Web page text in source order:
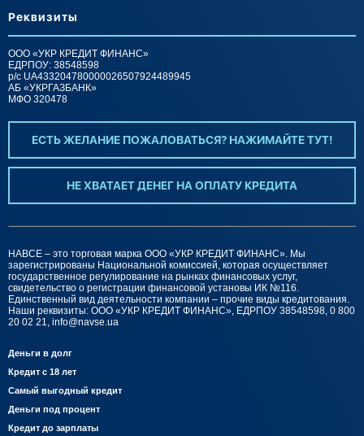
Реквизиты
ООО «УКР КРЕДИТ ФИНАНС»
ЕДРПОУ: 38548598
р/c UA433204780000026507924489945
АБ «УКРГАЗБАНК»
МФО 320478
ЕСТЬ ЖЕЛАНИЕ ПОЖАЛОВАТЬСЯ? НАЖИМАЙТЕ ТУТ!
НЕ ХВАТАЕТ ДЕНЕГ НА ОПЛАТУ КРЕДИТА
НАВСЕ – это торговая марка ООО «УКР КРЕДИТ ФИНАНС». Мы
зарегистрированы Национальной комиссией, которая осуществляет
государственное регулирование на рынках финансовых услуг,
свидетельство о регистрации финансовой установы ИК №116.
Единственный вид деятельности компании – прочие виды кредитования.
Наши реквизиты: ООО «УКР КРЕДИТ ФИНАНС», ЕДРПОУ 38548598, 0 800
20 02 21, info@navse.ua
Деньги в долг
Кредит с 18 лет
Самый выгодный кредит
Деньги под процент
Кредит до зарплаты